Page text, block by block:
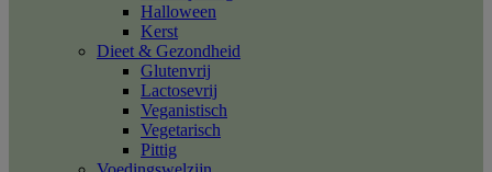
Halloween
Kerst
Dieet & Gezondheid
Glutenvrij
Lactosevrij
Veganistisch
Vegetarisch
Pittig